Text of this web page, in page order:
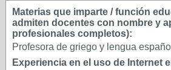
Materias que imparte / función
admiten docentes con nombre y
profesionales completos):
Profesora de griego y lengua
Experiencia en el uso de Internet